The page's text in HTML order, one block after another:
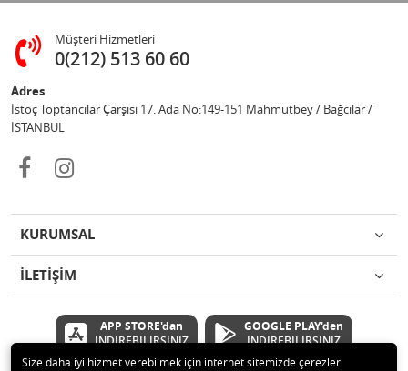
Müşteri Hizmetleri
0(212) 513 60 60
Adres
İstoç Toptancılar Çarşısı 17. Ada No:149-151 Mahmutbey / Bağcılar /
İSTANBUL
KURUMSAL
İLETİŞİM
APP STORE'dan
İNDİREBİLİRSİNİZ
GOOGLE PLAY'den
İNDİREBİLİRSİNİZ
Size daha iyi hizmet verebilmek için internet sitemizde çerezler